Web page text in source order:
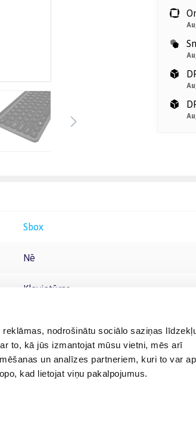
nodrošinātu sociālo saziņas
to, kā jūs izmantojat mūsu vietni, mēs arī
un analīzes partneriem, kuri to var
kad lietojat viņu pakalpojumus.
Sbox
Nē
Klaviatūras